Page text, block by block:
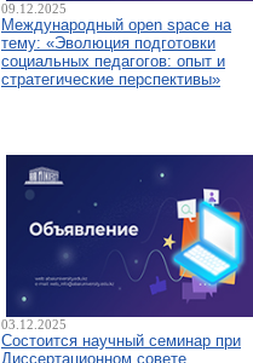
09.12.2025
Международный open space на
тему: «Эволюция подготовки
социальных педагогов: опыт и
стратегические перспективы»
03.12.2025
Состоится научный семинар при
Диссертационном совете